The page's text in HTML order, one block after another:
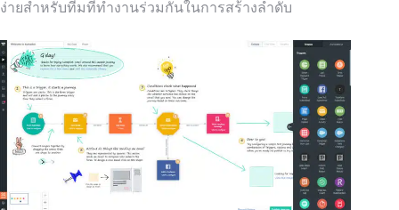
ง่ายสำหรับทีมที่ทำงานร่วมกันในการสร้างลำดับ